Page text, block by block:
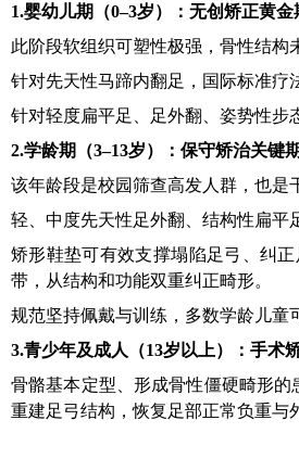
1.婴幼儿期（0–3岁）：无创矫正黄金
此阶段软组织可塑性极强，骨性结构
针对先天性马蹄内翻足，国际标准疗
针对轻度扁平足、足外翻、姿势性步
2.学龄期（3–13岁）：保守矫治关键期
该年龄段是校园筛查高发人群，也是
轻、中度先天性足外翻、结构性扁平
矫形鞋垫可有效支撑塌陷足弓、纠
带，从结构和功能双重纠正畸形。
规范坚持佩戴与训练，多数学龄儿童
3.青少年及成人（13岁以上）：手术
骨骼基本定型、形成骨性僵硬畸形
重建足弓结构，恢复足部正常负重与